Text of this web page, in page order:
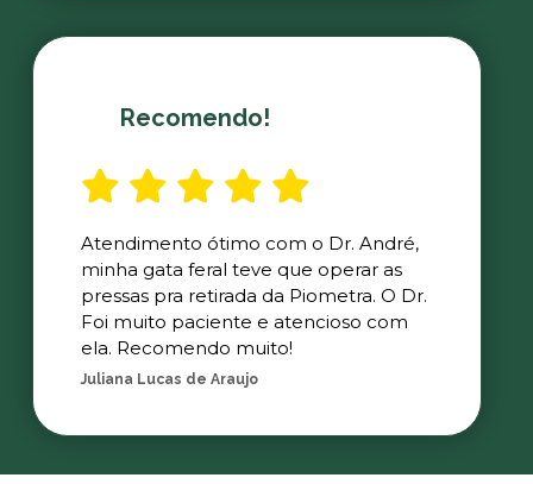
Recomendo!
Atendimento ótimo com o Dr. André,
minha gata feral teve que operar as
pressas pra retirada da Piometra. O Dr.
Foi muito paciente e atencioso com
ela. Recomendo muito!
Juliana Lucas de Araujo